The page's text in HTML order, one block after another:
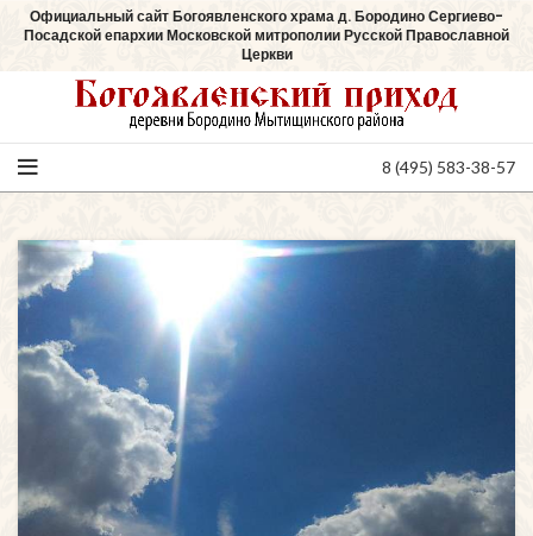
Официальный сайт Богоявленского храма д. Бородино Сергиево-
Посадской епархии Московской митрополии Русской Православной
Церкви
8 (495) 583-38-57